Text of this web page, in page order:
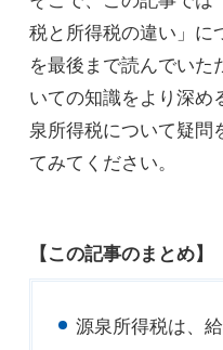
税と所得税の違い」に
を最後まで読んでいた
いての知識をより深め
泉所得税について疑問
てみてください。
【この記事のまとめ】
源泉所得税は、